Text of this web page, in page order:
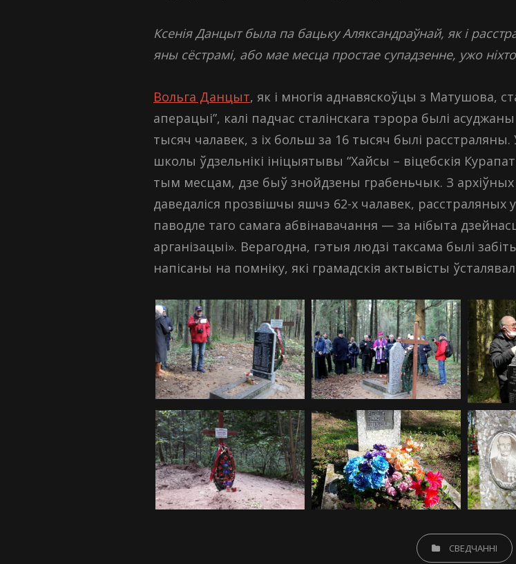
Ксенія Данцыт была па бацьку Аляксандраўнай, як і
яны сёстрамі, або мае месца простае супадзенне, ужо
Вольга Данцыт, як і многія аднавяскоўцы з Матушова,
аперацыі”, калі падчас сталінскага тэрора былі
тысяч чалавек, з іх больш за 16 тысяч былі
школы ўдзельнікі ініцыятывы “Хайсы – віцебскія
тым месцам, дзе быў знойдзены грабеньчык. З архіўных
даведаліся прозвішчы яшчэ 62-х чалавек, расстраляных
паводле таго самага абвінавачання — за нібыта
арганізацыі». Верагодна, гэтыя людзі таксама былі
напісаны на помніку, які грамадскія актывісты
CATEGORIESСВЕДЧАННІ